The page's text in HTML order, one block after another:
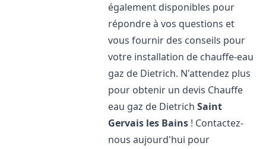
également disponibles pour
répondre à vos questions et
vous fournir des conseils pour
votre installation de chauffe-eau
gaz de Dietrich. N'attendez plus
pour obtenir un devis Chauffe
eau gaz de DietrichSaint
Gervais les Bains ! Contactez-
nous aujourd'hui pour